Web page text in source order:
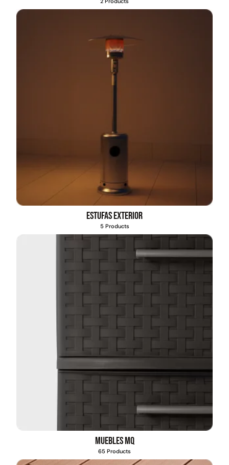
Estufas exterior
5 Products
Muebles MQ
65 Products
densidad 42mm Rollo
ajustable Capacidad 1tn Lev.
Pasto sintético ornamental
Importado USA: Summer
4,57*30,48mts
2.002.243
1.021.490
Leer más
Empaquetadura 1/4" 6.4mm
hypalon sin tela 3 MPA
$ 1.192.666 930.490
Agregar al carrito